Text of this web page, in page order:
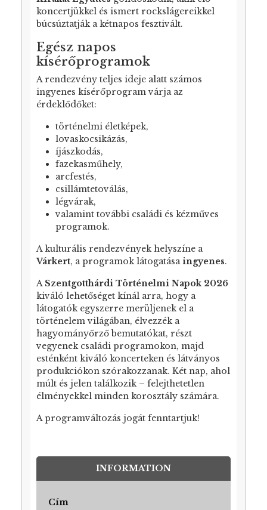
koncertjükkel és ismert rockslágereikkel
búcsúztatják a kétnapos fesztivált.
Egész napos
kísérőprogramok
A rendezvény teljes ideje alatt számos
ingyenes kísérőprogram várja az
érdeklődőket:
történelmi életképek,
lovaskocsikázás,
íjászkodás,
fazekasműhely,
arcfestés,
csillámtetoválás,
légvárak,
valamint további családi és kézműves
programok.
A kulturális rendezvények helyszíne a
Várkert, a programok látogatásaingyenes.
A Szentgotthárdi Történelmi Napok 2026
kiváló lehetőséget kínál arra, hogy a
látogatók egyszerre merüljenek el a
történelem világában, élvezzék a
hagyományőrző bemutatókat, részt
vegyenek családi programokon, majd
esténként kiváló koncerteken és látványos
produkciókon szórakozzanak. Két nap, ahol
múlt és jelen találkozik – felejthetetlen
élményekkel minden korosztály számára.
A programváltozás jogát fenntartjuk!
INFORMATION
Cím